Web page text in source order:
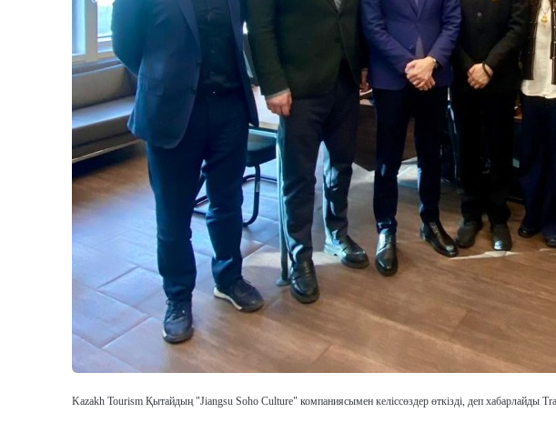
Kazakh Tourism Қытайдың "Jiangsu Soho Culture" компаниясымен келіссөздер өткізді, деп хабарлайды